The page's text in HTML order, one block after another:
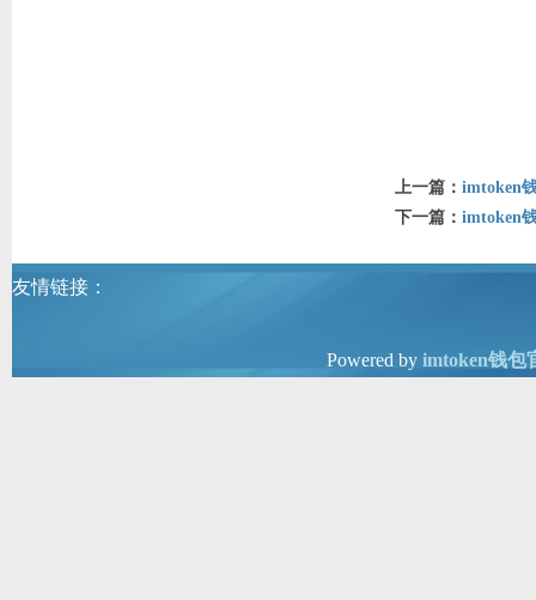
上一篇： imtoken
下一篇： imtoken
友情链接：
Powered by imtoken钱包